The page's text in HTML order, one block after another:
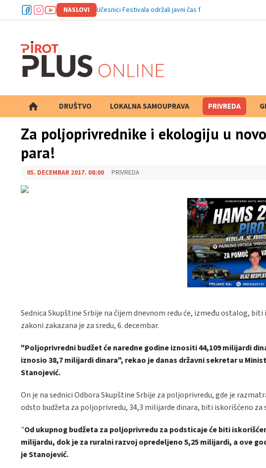
NASLOVI Učesnici Festivala održali javni čas folklora
DRUŠTVO LOKALNA SAMOUPRAVA PRIVREDA
PRETRAGA
Za poljoprivrednike i ekologiju u
para!
05. DECEMBAR 2017. 08:00 PRIVREDA
Sednica Skupštine Srbije na čijem dnevnom redu će, između ostalog,
zakoni zakazana je za sredu, 6. decembar.
"Poljoprivredni budžet će naredne godine iznositi 44,109 milijardi
iznosio 38,7 milijardi dinara", rekao je danas državni sekretar u
Stanojević.
On je na sednici Odbora Skupštine Srbije za poljoprivredu, gde je
odsto budžeta za poljoprivredu, 34,3 milijarde dinara, biti iskorišćeno za
"Od ukupnog budžeta za poljoprivredu za podsticaje će biti
milijardu, dok je za ruralni razvoj opredeljeno 5,25 milijardi, a ove
je Stanojević.